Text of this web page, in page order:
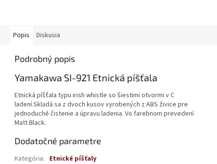
Popis Diskusia
Podrobný popis
Yamakawa SI-921 Etnická píšťala
Etnická píšťala typu irish whistle so šiestimi otvormi v C
ladení.Skladá sa z dvoch kusov vyrobených z ABS živice pre
jednoduché čistenie a úpravu ladenia. Vo farebnom prevedení
Matt Black.
Dodatočné parametre
Kategória: Etnické píšťaly